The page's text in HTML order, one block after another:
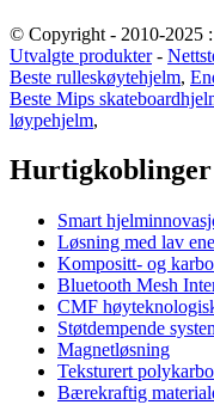
© Copyright - 2010-2025 :
Utvalgte produkter-
Beste rulleskøytehjelm,
Beste Mips
løypehjelm,
Hurtigkoblinger
Smart
Løsning med lav
Kompositt- og
Bluetooth Mesh
CMF
Støtdempende
Magnetløsning
Teksturert
Bærekraftig